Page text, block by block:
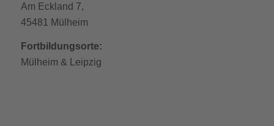
Am Eckland 7,
45481 Mülheim
Fortbildungsorte:
Mülheim & Leipzig